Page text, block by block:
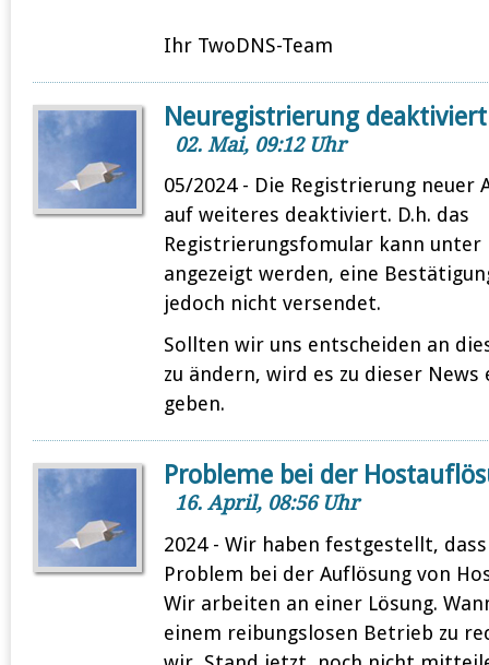
Ihr TwoDNS-Team
Neuregistrierung deaktiviert
02. Mai, 09:12 Uhr
05/2024 - Die Registrierung neuer
auf weiteres deaktiviert. D.h. das
Registrierungsfomular kann unter
angezeigt werden, eine
jedoch nicht versendet.
Sollten wir uns entscheiden an
zu ändern, wird es zu dieser News
geben.
Probleme bei der
16. April, 08:56 Uhr
2024 - Wir haben festgestellt,
Problem bei der Auflösung von
Wir arbeiten an einer Lösung.
einem reibungslosen Betrieb zu